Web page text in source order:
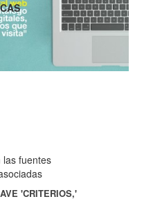
las fuentes
'CRITERIOS,'